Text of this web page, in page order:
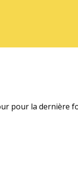
pour la dernière